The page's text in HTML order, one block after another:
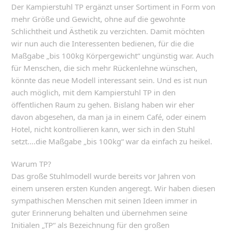
Der Kampierstuhl TP ergänzt unser Sortiment in Form von
mehr Größe und Gewicht, ohne auf die gewohnte
Schlichtheit und Ästhetik zu verzichten. Damit möchten
wir nun auch die Interessenten bedienen, für die die
Maßgabe „bis 100kg Körpergewicht“ ungünstig war. Auch
für Menschen, die sich mehr Rückenlehne wünschen,
könnte das neue Modell interessant sein. Und es ist nun
auch möglich, mit dem Kampierstuhl TP in den
öffentlichen Raum zu gehen. Bislang haben wir eher
davon abgesehen, da man ja in einem Café, oder einem
Hotel, nicht kontrollieren kann, wer sich in den Stuhl
setzt….die Maßgabe „bis 100kg“ war da einfach zu heikel.
Warum TP?
Das große Stuhlmodell wurde bereits vor Jahren von
einem unseren ersten Kunden angeregt. Wir haben diesen
sympathischen Menschen mit seinen Ideen immer in
guter Erinnerung behalten und übernehmen seine
Initialen „TP“ als Bezeichnung für den großen